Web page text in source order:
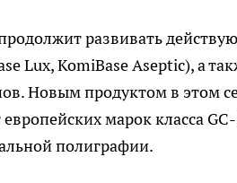
развивать
Lux, KomiBase Aseptic), а
Новым продуктом в этом
европейских марок класса
полиграфии.